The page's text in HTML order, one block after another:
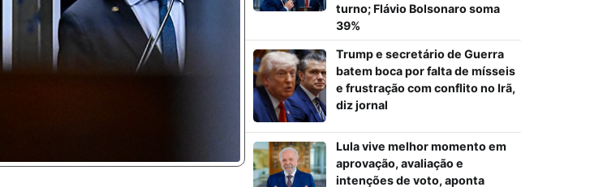
turno; Flávio Bolsonaro soma
39%
Trump e secretário de Guerra
batem boca por falta de mísseis
e frustração com conflito no Irã,
diz jornal
Lula vive melhor momento em
aprovação, avaliação e
intenções de voto, aponta